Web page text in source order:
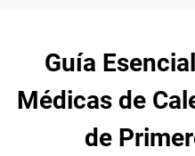
Guía
Médicas de
de